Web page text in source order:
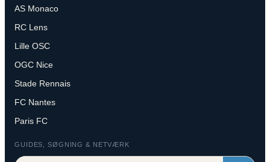
AS Monaco
RC Lens
Lille OSC
OGC Nice
Stade Rennais
FC Nantes
Paris FC
GUIDES, SØGNING & NETVÆRK